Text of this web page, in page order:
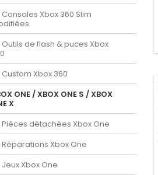
Consoles Xbox 360 Slim
Outils de flash & puces Xbox
Custom Xbox 360
ONE / XBOX ONE S / XBOX
X
Pièces détachées Xbox One
Réparations Xbox One
Jeux Xbox One